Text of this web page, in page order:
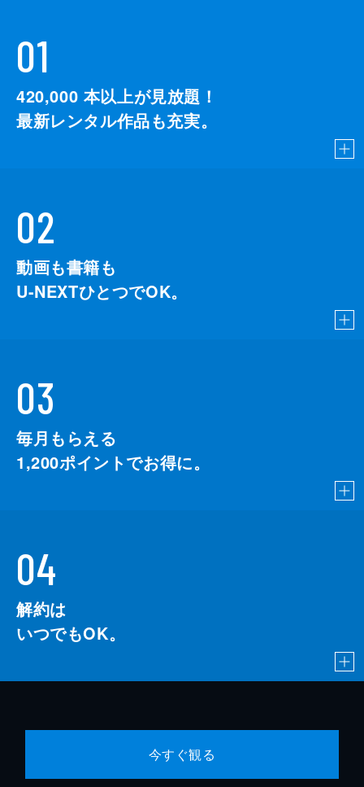
01
420,000 本以上が見放題！
最新レンタル作品も充実。
02
動画も書籍も
U-NEXTひとつでOK。
03
毎月もらえる
1,200ポイントでお得に。
04
解約は
いつでもOK。
今すぐ観る